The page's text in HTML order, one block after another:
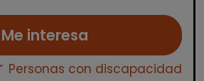
Me interesa
Personas con discapacidad